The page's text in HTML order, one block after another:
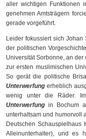
aller wichtigen Funktionen
genehmen Amtsträgern
gerade vorgeführt.
Leider fokussiert sich Johan
der politischen
Universität Sorbonne, an
zur ersten muslimischen
So gerät die politische
Unterwerfung erheblich
wenig unter die Räder.
Unterwerfung in Bochum
unterhaltsam und humorvoll
Deutschen
Alleinunterhalter), und es